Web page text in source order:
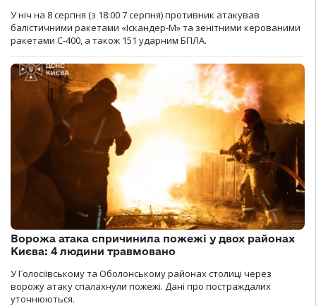
У ніч на 8 серпня (з 18:00 7 серпня) противник атакував
балістичними ракетами «Іскандер-М» та зенітними керованими
ракетами С-400, а також 151 ударним БПЛА.
Ворожа атака спричинила пожежі у двох районах
Києва: 4 людини травмовано
У Голосіївському та Оболонському районах столиці через
ворожу атаку спалахнули пожежі. Дані про постраждалих
уточнюються.